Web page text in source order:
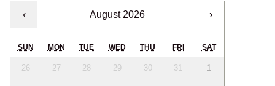
‹ August 2026 ›
SUN MON TUE WED THU FRI SAT
26 27 28 29 30 31 1